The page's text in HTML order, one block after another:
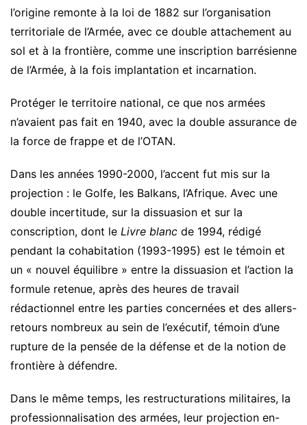
l’origine remonte à la loi de 1882 sur l’organisation
territoriale de l’Armée, avec ce double attachement au
sol et à la frontière, comme une inscription barrésienne
de l’Armée, à la fois implantation et incarnation.
Protéger le territoire national, ce que nos armées
n’avaient pas fait en 1940, avec la double assurance de
la force de frappe et de l’OTAN.
Dans les années 1990-2000, l’accent fut mis sur la
projection : le Golfe, les Balkans, l’Afrique. Avec une
double incertitude, sur la dissuasion et sur la
conscription, dont le Livre blanc de 1994, rédigé
pendant la cohabitation (1993-1995) est le témoin et
un « nouvel équilibre » entre la dissuasion et l’action la
formule retenue, après des heures de travail
rédactionnel entre les parties concernées et des allers-
retours nombreux au sein de l’exécutif, témoin d’une
rupture de la pensée de la défense et de la notion de
frontière à défendre.
Dans le même temps, les restructurations militaires, la
professionnalisation des armées, leur projection en-